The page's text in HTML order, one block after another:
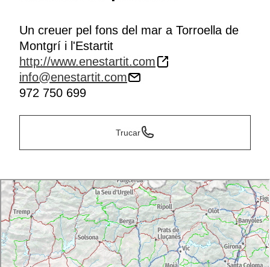
Un creuer pel fons del mar a Torroella de
Montgrí i l'Estartit
http://www.enestartit.com
info@enestartit.com
972 750 699
Trucar